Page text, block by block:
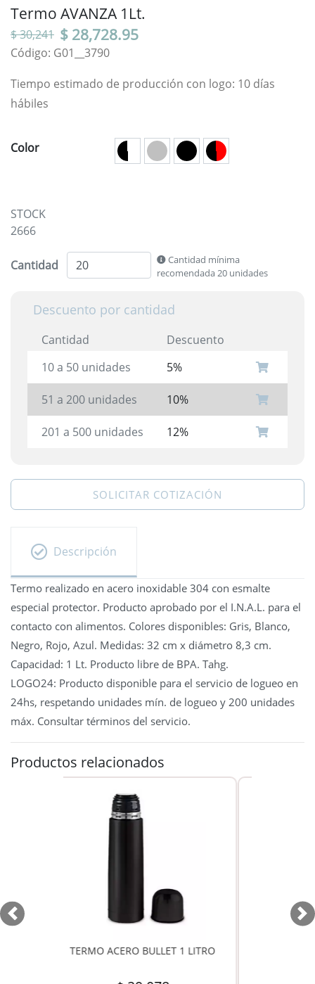
Termo AVANZA 1Lt.
$ 30,241 $ 28,728.95
Código: G01__3790
Tiempo estimado de producción con logo: 10 días
hábiles
Color
STOCK
2666
Cantidad
Cantidad mínima
recomendada 20 unidades
Descuento por cantidad
Cantidad
Descuento
10 a 50 unidades
5%
51 a 200 unidades 10%
201 a 500 unidades 12%
SOLICITAR COTIZACIÓN
Descripción
Termo realizado en acero inoxidable 304 con esmalte
especial protector. Producto aprobado por el I.N.A.L. para el
contacto con alimentos. Colores disponibles: Gris, Blanco,
Negro, Rojo, Azul. Medidas: 32 cm x diámetro 8,3 cm.
Capacidad: 1 Lt. Producto libre de BPA. Tahg.
LOGO24: Producto disponible para el servicio de logueo en
24hs, respetando unidades mín. de logueo y 200 unidades
máx. Consultar términos del servicio.
Productos relacionados
Previous
BULLET 1 LITRO MATE PRISMA C/ASA Y BOMBILLA